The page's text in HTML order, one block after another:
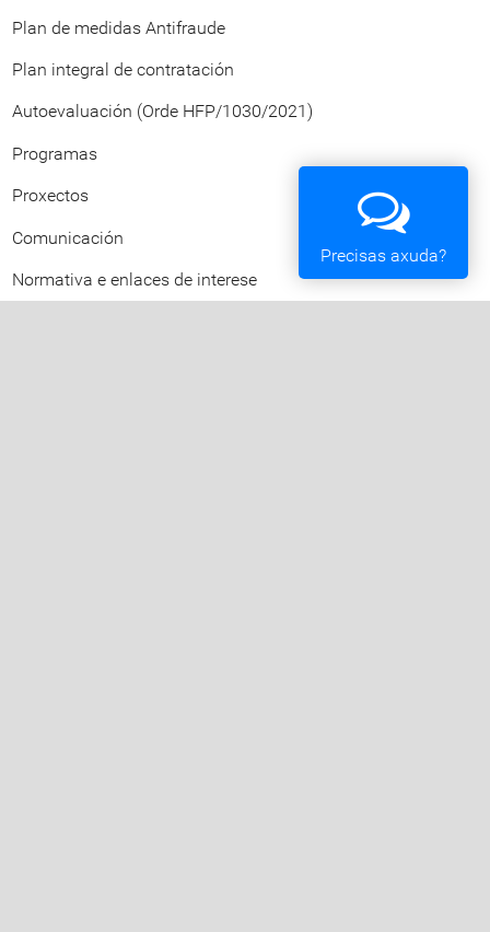
Plan de medidas Antifraude
Plan integral de contratación
Autoevaluación (Orde HFP/1030/2021)
Programas
Proxectos
Comunicación
Normativa e enlaces de interese
Precisas axuda?